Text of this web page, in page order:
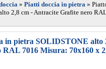
» Piatti doccia in pietra »
2,8 cm - Antracite Grafite nero
in pietra SOLIDSTONE alto
RAL 7016 Misura: 70x160 x